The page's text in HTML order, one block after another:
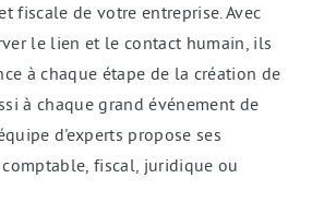
fiscale de votre entreprise. Avec
le lien et le contact humain, ils
à chaque étape de la création de
à chaque grand événement de
d'experts propose ses
fiscal, juridique ou